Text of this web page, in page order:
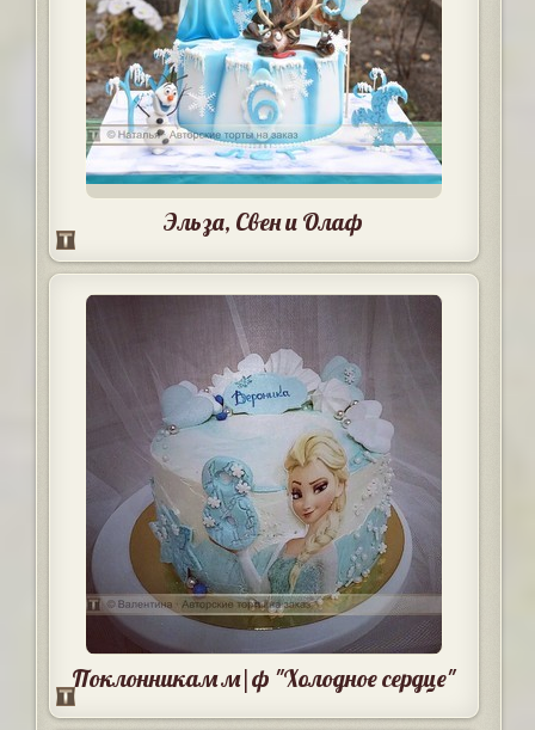
Эльза, Свен и Олаф
Поклонникам м|ф "Холодное сердце"